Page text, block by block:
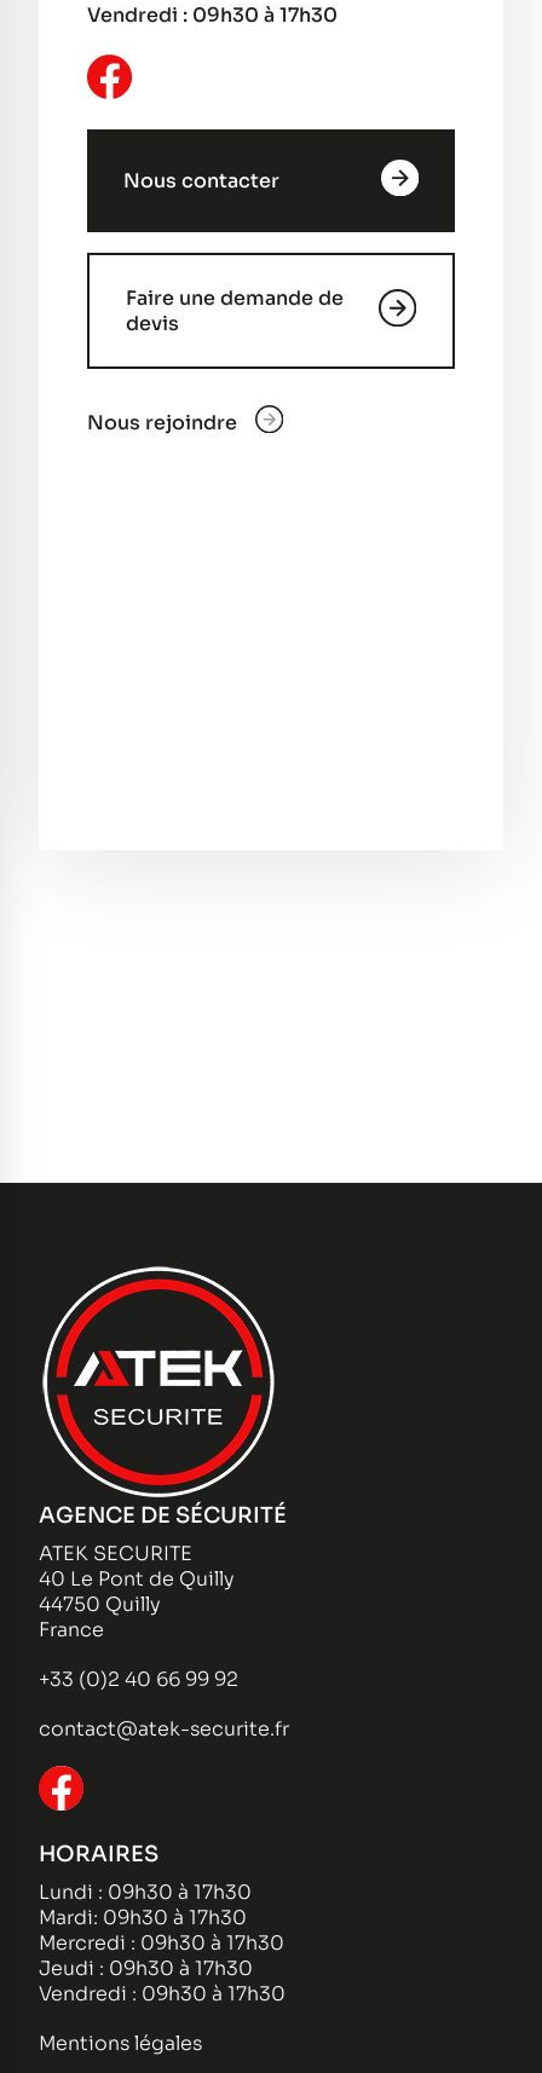
Vendredi : 09h30 à 17h30
Nous contacter
Faire une demande de
devis
Nous rejoindre
AGENCE DE SÉCURITÉ
ATEK SECURITE
40 Le Pont de Quilly
44750 Quilly
France
+33 (0)2 40 66 99 92
contact@atek-securite.fr
HORAIRES
Lundi : 09h30 à 17h30
Mardi: 09h30 à 17h30
Mercredi : 09h30 à 17h30
Jeudi : 09h30 à 17h30
Vendredi : 09h30 à 17h30
Mentions légales